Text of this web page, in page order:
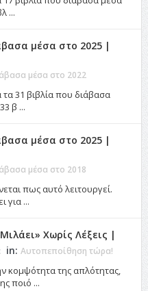
...
μέσα στο 2025 |
μέσα στο 2022
31 βιβλία που διάβασα
β ...
μέσα στο 2025 |
μέσα στο 2018
πως αυτό λειτουργεί.
για ...
Χωρίς Λέξεις |
in: Αυτοπεποίθηση τώρα!
κομψότητα της απλότητας,
ποιό ...